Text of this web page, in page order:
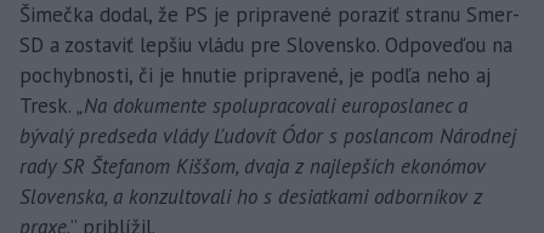
Šimečka dodal, že PS je pripravené poraziť stranu Smer-
SD a zostaviť lepšiu vládu pre Slovensko. Odpoveďou na
pochybnosti, či je hnutie pripravené, je podľa neho aj
Tresk. „Na dokumente spolupracovali europoslanec a
bývalý predseda vlády Ľudovít Ódor s poslancom Národnej
rady SR Štefanom Kiššom, dvaja z najlepších ekonómov
Slovenska, a konzultovali ho s desiatkami odborníkov z
praxe,” priblížil.